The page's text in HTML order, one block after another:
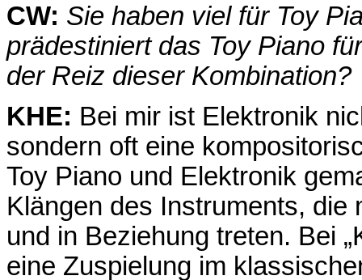
CW: Sie haben viel für Toy
prädestiniert das Toy Piano
der Reiz dieser Kombination?
KHE: Bei mir ist Elektronik
sondern oft eine
Toy Piano und Elektronik
Klängen des Instruments,
und in Beziehung treten. Bei
eine Zuspielung im